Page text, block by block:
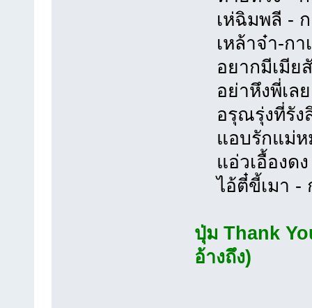
เห่ฉิมพลี - ก
เหล้าจ๋า-กา
อยากมีเมียสั
อย่าหึงพี่เลย
อรุณรุ่งที่รังสิ
แอบรักแม่หม้
แอ่วเอื้องดง
ไอ้ตี๋ขี้เมา -
ปุ่ม Thank
อ้างถึง)